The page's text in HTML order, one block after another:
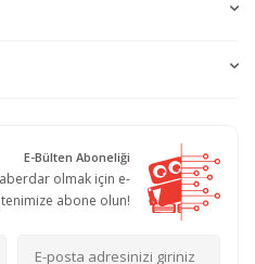
E-Bülten Aboneliği
olmak için e-
abone olun!